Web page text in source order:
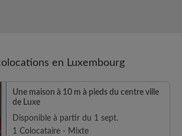
en Luxembourg
Une maison à 10 m à pieds du centre ville
de Luxe
Disponible à partir du 1 sept.
1 Colocataire - Mixte